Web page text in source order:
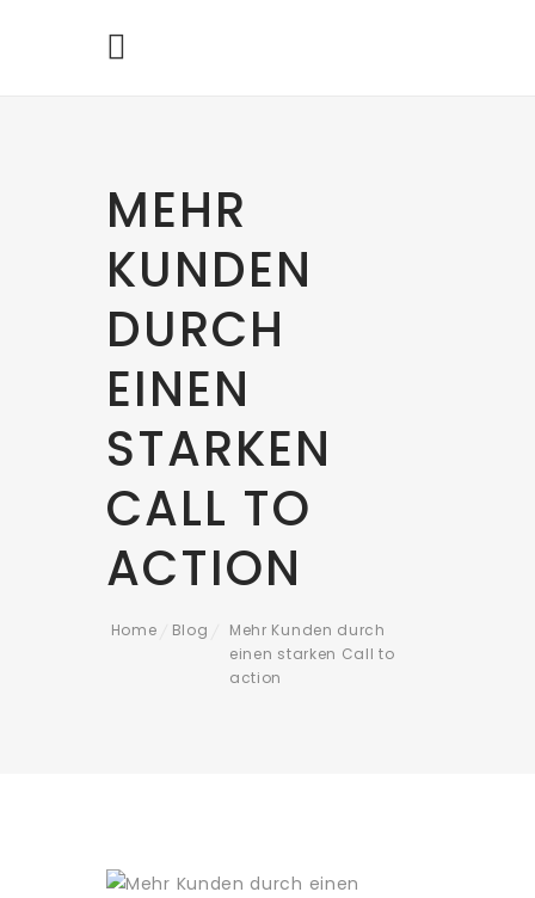
MEHR
KUNDEN
DURCH
EINEN
STARKEN
CALL TO
ACTION
Home Blog
Mehr Kunden durch
einen starken Call to
action